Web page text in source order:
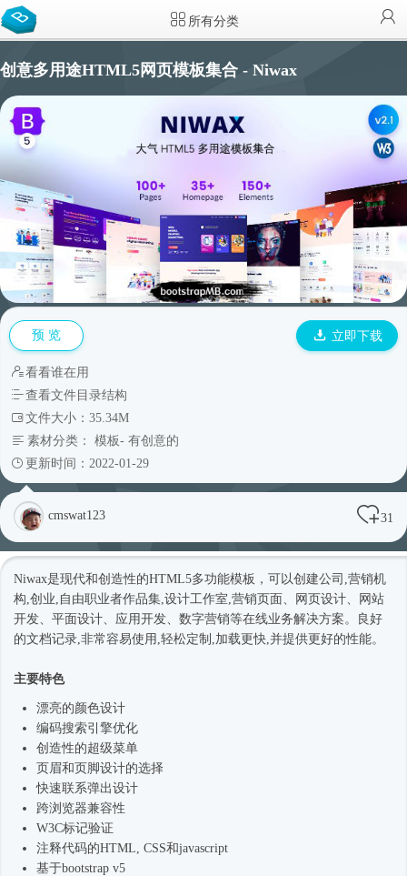
所有分类
创意多用途HTML5网页模板集合 - Niwax
预 览 立即下载
看看谁在用
查看文件目录结构
文件大小：35.34M
素材分类： 模板- 有创意的
更新时间：2022-01-29
cmswat123 31
Niwax是现代和创造性的HTML5多功能模板，可以创建公司,营销机
构,创业,自由职业者作品集,设计工作室,营销页面、网页设计、网站
开发、平面设计、应用开发、数字营销等在线业务解决方案。良好
的文档记录,非常容易使用,轻松定制,加载更快,并提供更好的性能。
主要特色
漂亮的颜色设计
编码搜索引擎优化
创造性的超级菜单
页眉和页脚设计的选择
快速联系弹出设计
跨浏览器兼容性
W3C标记验证
注释代码的HTML, CSS和javascript
基于bootstrap v5